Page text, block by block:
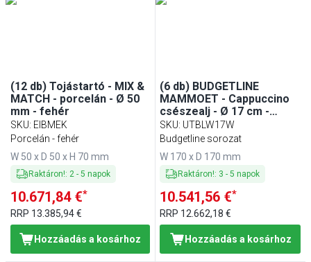
(12 db) Tojástartó - MIX &
MATCH - porcelán - Ø 50
mm - fehér
SKU: EIBMEK
Porcelán - fehér
W 50 x D 50 x H 70 mm
Raktáron!: 2- 5 napok
10.671,84 €*
RRP 13.385,94 €
Hozzáadás a kosárhoz
(6 db) BUDGETLINE
MAMMOET - Cappuccino
csészealj - Ø 17 cm -
porcelán - Fehér
SKU: UTBLW17W
Budgetline sorozat
W 170 x D 170 mm
Raktáron!: 3 -5 napok
10.541,56 €*
RRP 12.662,18 €
Hozzáadás a kosárhoz